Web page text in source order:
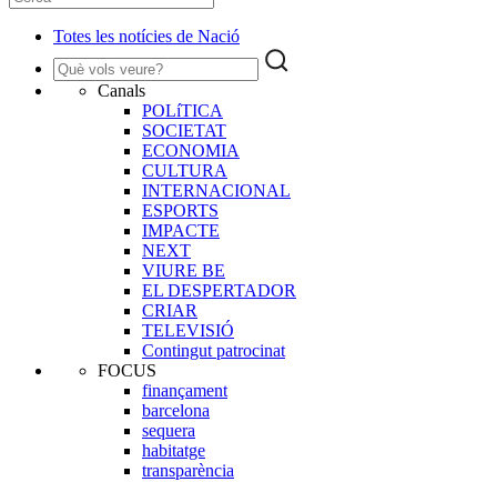
Totes les notícies de Nació
Canals
POLíTICA
SOCIETAT
ECONOMIA
CULTURA
INTERNACIONAL
ESPORTS
IMPACTE
NEXT
VIURE BE
EL DESPERTADOR
CRIAR
TELEVISIÓ
Contingut patrocinat
FOCUS
finançament
barcelona
sequera
habitatge
transparència